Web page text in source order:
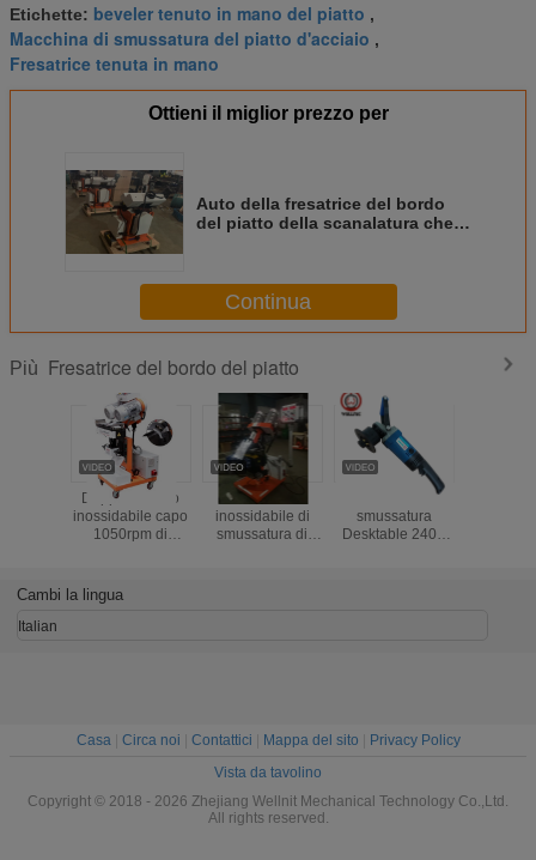
Etichette: beveler tenuto in mano del piatto ,
Macchina di smussatura del piatto d'acciaio ,
Fresatrice tenuta in mano
Ottieni il miglior prezzo per
Auto della fresatrice del bordo
del piatto della scanalatura che
Continua
Più Fresatrice del bordo del piatto
di
Fresatrice
funzionante del
metallo del piatto
automatico
portatile
PB - 15
scanalature
multifunzionali/strumenti
CA di smussatura
380V 50HZ della
macchina PB-60
Cambi la lingua
Italian
Casa| Circa noi Contattici Mappa del sito
Privacy Policy
Vista da tavolino
Copyright © 2018 - 2026 Zhejiang Wellnit Mechanical Technology Co.,Ltd.
All rights reserved.